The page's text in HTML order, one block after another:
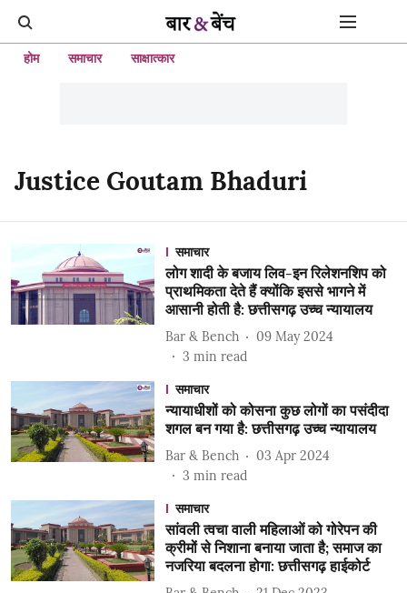
होम समाचार साक्षात्कार
Justice Goutam Bhaduri
समाचार
लोग शादी के बजाय लिव-इन रिलेशनशिप को
प्राथमिकता देते हैं क्योंकि इससे भागने में
आसानी होती है: छत्तीसगढ़ उच्च न्यायालय
Bar & Bench
09 May 2024
3 min read
समाचार
न्यायाधीशों को कोसना कुछ लोगों का पसंदीदा
शगल बन गया है: छत्तीसगढ़ उच्च न्यायालय
Bar & Bench
03 Apr 2024
3 min read
समाचार
सांवली त्वचा वाली महिलाओं को गोरेपन की
क्रीमों से निशाना बनाया जाता है; समाज का
नजरिया बदलना होगा: छत्तीसगढ़ हाईकोर्ट